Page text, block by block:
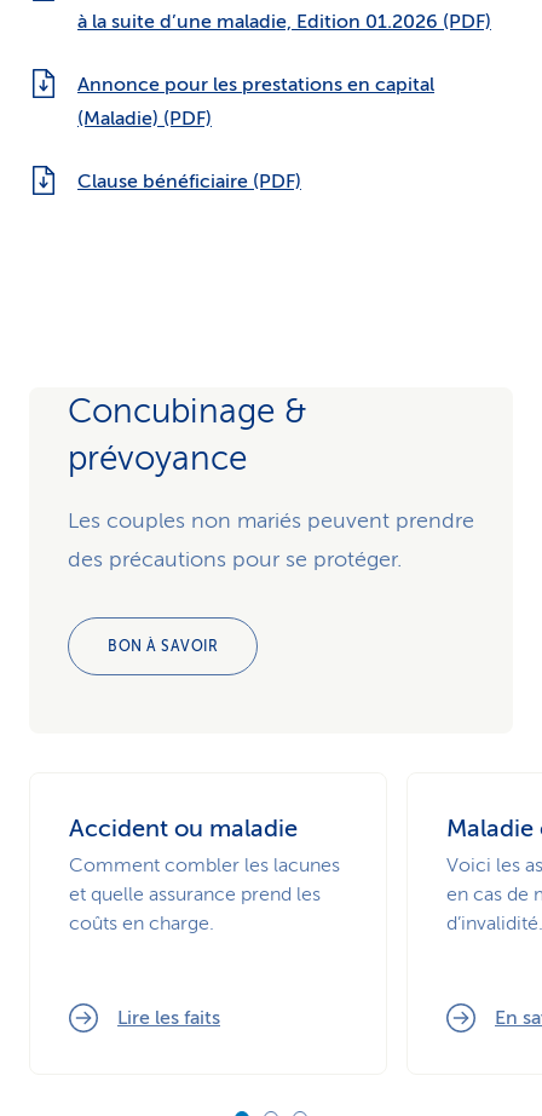
à la suite d’une maladie, Edition 01.2026 (PDF)
Annonce pour les prestations en capital
(Maladie) (PDF)
Clause bénéficiaire (PDF)
Concubinage &
prévoyance
Les couples non mariés peuvent prendre
des précautions pour se protéger.
BON À SAVOIR
Accident ou maladie
Comment combler les lacunes
et quelle assurance prend les
coûts en charge.
Lire les faits
Maladie
Voici les
en cas de
d’invalidité.
En